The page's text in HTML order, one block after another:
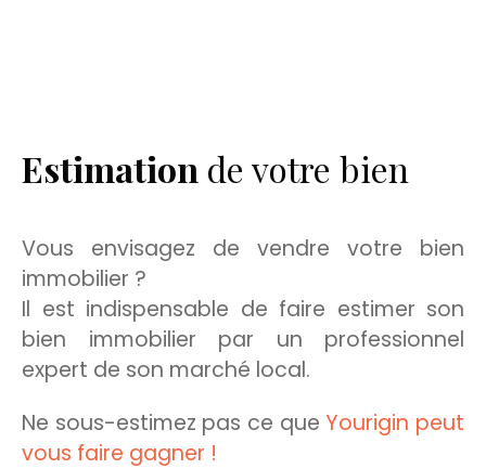
Estimation de votre bien
Vous envisagez de vendre votre bien
immobilier ?
Il est indispensable de faire estimer son
bien immobilier par un professionnel
expert de son marché local.
Ne sous-estimez pas ce queYourigin peut
vous faire gagner !